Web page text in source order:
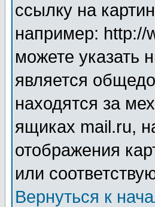
ссылку на
например: http://
можете указать
является
находятся за
ящиках mail.ru,
отображения
или
Вернуться к